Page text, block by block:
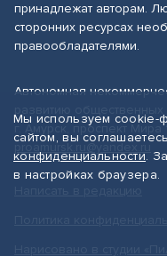
принадлежат авторам.
сторонних ресурсах
правообладателями.
Автономная
г. Амурск, проспект
proamursk.ru@yandex.ru
Мы используем cookie-
сайтом, вы
конфиденциальности.
в настройках браузера.